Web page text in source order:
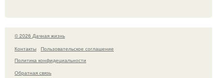
© 2026 Дачная жизнь
Контакты
Пользовательское соглашение
Политика конфидециальности
Обратная связь